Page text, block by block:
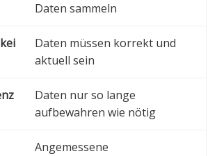
Daten sammeln
Daten müssen korrekt und
aktuell sein
Daten nur so lange
aufbewahren wie nötig
Angemessene